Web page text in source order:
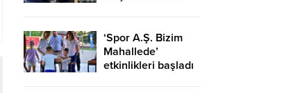
‘Spor A.Ş. Bizim
Mahallede’
etkinlikleri başladı